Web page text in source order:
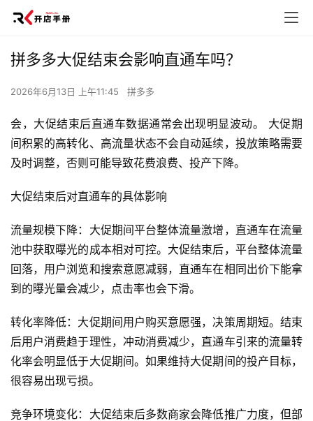
拼多多大促结束会影响直通车吗？
2026年6月13日 上午11:45 拼多多
会，大促结束后直通车数据通常会出现明显波动。 大促期
间积累的高转化、高流量状态不会自动延续，投放策略需要
及时调整，否则可能导致花费浪费、投产下降。
大促结束后对直通车的具体影响
流量规模下降：大促期间平台整体流量激增，直通车在流量
池中获取曝光的成本相对可控。大促结束后，平台整体流量
回落，用户浏览和搜索意愿减弱，直通车在相同出价下能拿
到的曝光量会减少，点击率也会下滑。
转化率降低：大促期间用户购买意愿强，决策周期短。结束
后用户消费趋于理性，冲动消费减少，直通车引来的流量转
化率会明显低于大促期间。如果维持大促期间的投产目标，
很容易出现亏损。
竞争环境变化：大促结束后多数商家会降低推广力度，但部